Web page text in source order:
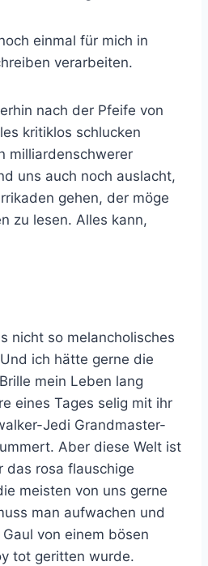
einmal für mich in
verarbeiten.
nach der Pfeife von
kritiklos schlucken
milliardenschwerer
uns auch noch auslacht,
gehen, der möge
zu lesen. Alles kann,
nicht so melancholisches
ich hätte gerne die
mein Leben lang
eines Tages selig mit ihr
Jedi Grandmaster-
Aber diese Welt ist
das rosa flauschige
meisten von uns gerne
man aufwachen und
von einem bösen
tot geritten wurde.